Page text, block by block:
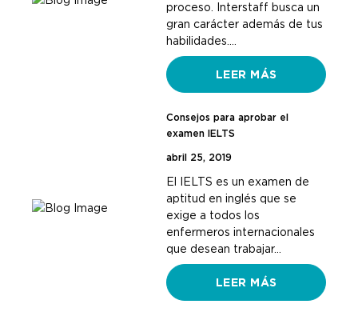
proceso. Interstaff busca un
gran carácter además de tus
habilidades.…
LEER MÁS
Consejos para aprobar el
examen IELTS
abril 25, 2019
El IELTS es un examen de
aptitud en inglés que se
exige a todos los
enfermeros internacionales
que desean trabajar…
LEER MÁS